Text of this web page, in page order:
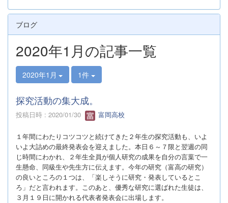
ブログ
2020年1月の記事一覧
2020年1月 1件
探究活動の集大成。
投稿日時 : 2020/01/30 富岡高校
１年間にわたりコツコツと続けてきた２年生の探究活動も、いよ
いよ大詰めの最終発表会を迎えました。本日６～７限と翌週の同
じ時間にわかれ、２年生全員が個人研究の成果を自分の言葉で一
生懸命、同級生や先生方に伝えます。今年の研究（富高の研究）
の良いところの１つは、「楽しそうに研究・発表しているとこ
ろ」だと言われます。このあと、優秀な研究に選ばれた生徒は、
３月１９日に開かれる代表者発表会に出場します。